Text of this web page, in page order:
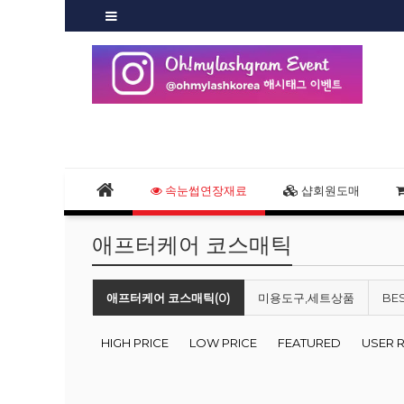
속눈썹연장재료 샵회원도매
애프터케어 코스매틱
애프터케어 코스매틱(0) 미용도구,세트상품
HIGH PRICE LOW PRICE FEATURED USER